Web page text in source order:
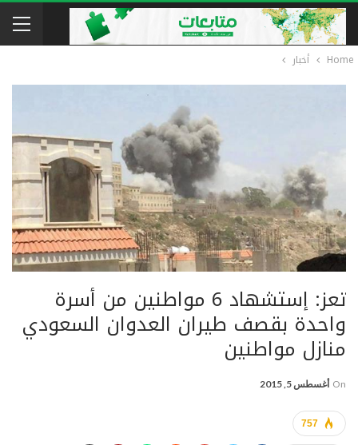
Home أخبار
تعز: إستشهاد 6 مواطنين من أسرة
واحدة بقصف طيران العدوان السعودي
منازل مواطنين
On أغسطس 5, 2015
757